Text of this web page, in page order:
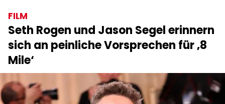
FILM
Seth Rogen und Jason Segel erinnern
sich an peinliche Vorsprechen für ‚8
Mile‘